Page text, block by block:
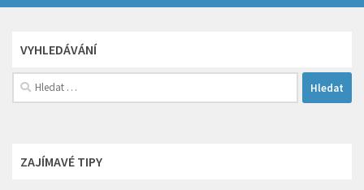
VYHLEDÁVÁNÍ
Vyhledávání
ZAJÍMAVÉ TIPY